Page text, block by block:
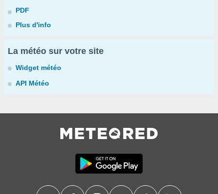
PDF
Plus d'info
La météo sur votre site
Widget météo
API Météo